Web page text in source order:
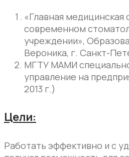
«Главная медицинская
современном
учреждении»,
Вероника, г. Санкт-
МГТУ МАМИ
управление на
2013 г.)
Цели:
Работать эффективно и с